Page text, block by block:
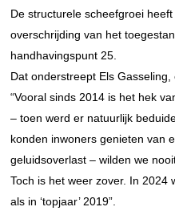
De structurele scheefgroei
overschrijding van het
handhavingspunt 25.
Dat onderstreept Els
“Vooral sinds 2014 is het hek
– toen werd er natuurlijk
konden inwoners genieten van
geluidsoverlast – wilden we
Toch is het weer zover. In 2024
als in ‘topjaar’ 2019”.